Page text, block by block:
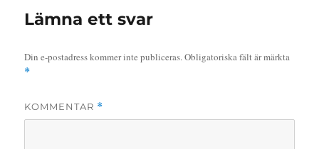
Lämna ett svar
Din e-postadress kommer inte publiceras.Obligatoriska fält är märkta
*
KOMMENTAR *